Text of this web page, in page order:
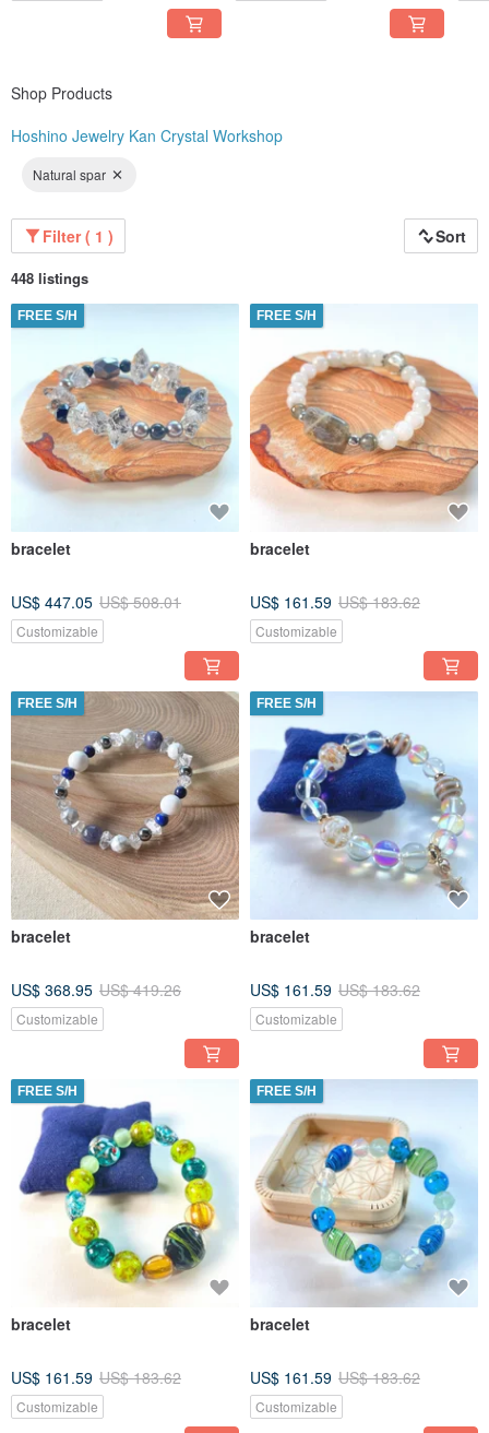
場所：東京都江戸川区西葛西5丁目８小島町二丁目4号棟108
做你所愛的，並愛你所做的。
每件首飾無法量產，不昂貴但極之珍貴，無法複製的 D I Y jewelry!
星野手作工房讓每一個參與者，第一次就可以創造出一件屬於自己的獨一無二
的、無法複製的飾品。
300多種自選晶石素材：總有你鍾意的和鐘意你的存在。
專業DIY手作素材、配件及工具：減少你在不同海外資訊平台搜索素材配件、製作
方式所花費的時間和精力。讓手作同好者分配更充裕的時間、空間、更得心應手
的創作出精巧耐用的作品。
Shop Products
Hoshino Jewelry Kan Crystal Workshop
Natural spar
Filter ( 1 ) Sort
448 listings
FREE S/H
bracelet
US$ 447.05 US$ 508.01
Customizable
FREE S/H
bracelet
US$ 161.59 US$ 183.62
Customizable
FREE S/H
bracelet
US$ 368.95 US$ 419.26
Customizable
FREE S/H
bracelet
US$ 161.59 US$ 183.62
Customizable
FREE S/H
bracelet
US$ 161.59 US$ 183.62
Customizable
FREE S/H
bracelet
US$ 161.59 US$ 183.62
Customizable